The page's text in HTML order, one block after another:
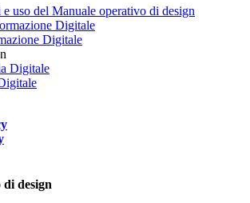
e uso del Manuale operativo di design
Digitale
design